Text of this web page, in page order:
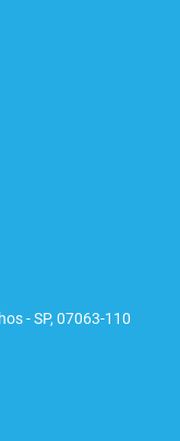
- SP, 07063-110